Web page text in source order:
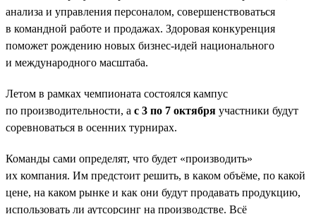
анализа и управления персоналом, совершенствоваться
в командной работе и продажах. Здоровая конкуренция
поможет рождению новых бизнес-идей национального
и международного масштаба.
Летом в рамках чемпионата состоялся кампус
по производительности, а с 3 по 7 октября участники будут
соревноваться в осенних турнирах.
Команды сами определят, что будет «производить»
их компания. Им предстоит решить, в каком объёме, по какой
цене, на каком рынке и как они будут продавать продукцию,
использовать ли аутсорсинг на производстве. Всё